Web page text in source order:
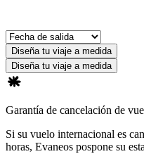
Diseña tu viaje a medida
Diseña tu viaje a medida
Garantía de cancelación de
Si su vuelo internacional es
horas, Evaneos pospone su